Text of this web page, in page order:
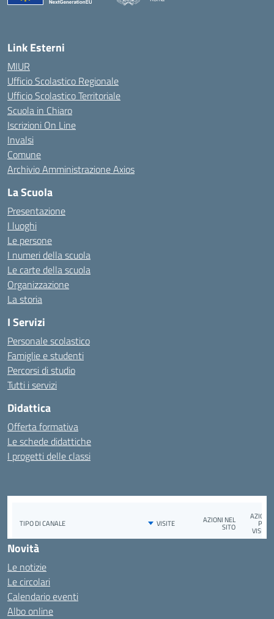
Link Esterni
MIUR
Ufficio Scolastico Regionale
Ufficio Scolastico Territoriale
Scuola in Chiaro
Iscrizioni On Line
Invalsi
Comune
Archivio Amministrazione Axios
La Scuola
Presentazione
I luoghi
Le persone
I numeri della scuola
Le carte della scuola
Organizzazione
La storia
I Servizi
Personale scolastico
Famiglie e studenti
Percorsi di studio
Tutti i servizi
Didattica
Offerta formativa
Le schede didattiche
I progetti delle classi
Novità
Le notizie
Le circolari
Calendario eventi
Albo online